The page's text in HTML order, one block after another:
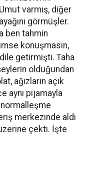
varmış, diğer
görmüşler.
ben tahmin
konuşmasın,
getirmişti. Taha
olduğundan
ağızların açık
aynı pijamayla
normalleşme
merkezinde aldı
çekti. İşte